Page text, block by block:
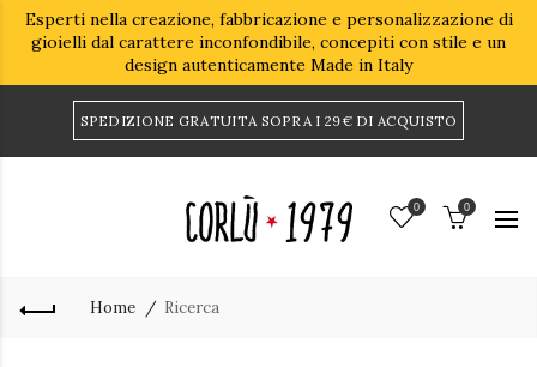
Esperti nella creazione, fabbricazione e personalizzazione di
gioielli dal carattere inconfondibile, concepiti con stile e un
design autenticamente Made in Italy
SPEDIZIONE GRATUITA SOPRA I 29€ DI ACQUISTO
0 0
Home Ricerca